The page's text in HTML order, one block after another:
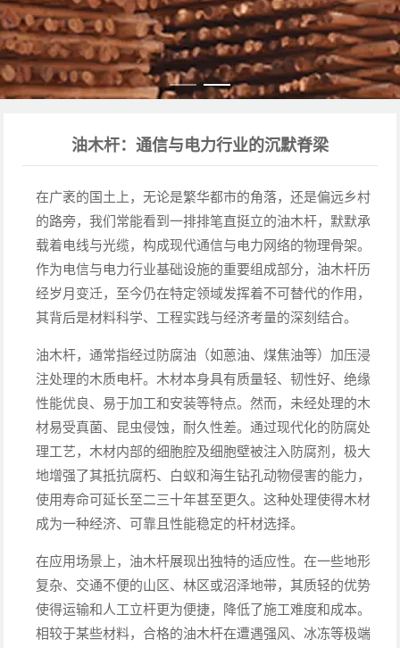
油木杆：通信与电力行业的沉默脊梁
在广袤的国土上，无论是繁华都市的角落，还是偏远乡村
的路旁，我们常能看到一排排笔直挺立的油木杆，默默承
载着电线与光缆，构成现代通信与电力网络的物理骨架。
作为电信与电力行业基础设施的重要组成部分，油木杆历
经岁月变迁，至今仍在特定领域发挥着不可替代的作用，
其背后是材料科学、工程实践与经济考量的深刻结合。
油木杆，通常指经过防腐油（如蒽油、煤焦油等）加压浸
注处理的木质电杆。木材本身具有质量轻、韧性好、绝缘
性能优良、易于加工和安装等特点。然而，未经处理的木
材易受真菌、昆虫侵蚀，耐久性差。通过现代化的防腐处
理工艺，木材内部的细胞腔及细胞壁被注入防腐剂，极大
地增强了其抵抗腐朽、白蚁和海生钻孔动物侵害的能力，
使用寿命可延长至二三十年甚至更久。这种处理使得木材
成为一种经济、可靠且性能稳定的杆材选择。
在应用场景上，油木杆展现出独特的适应性。在一些地形
复杂、交通不便的山区、林区或沼泽地带，其质轻的优势
使得运输和人工立杆更为便捷，降低了施工难度和成本。
相较于某些材料，合格的油木杆在遭遇强风、冰冻等极端